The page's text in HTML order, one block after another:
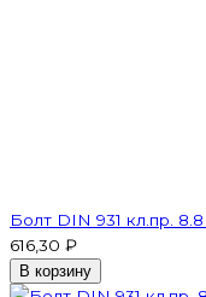
Болт DIN 931 кл.пр.
616,30 ₽
В корзину